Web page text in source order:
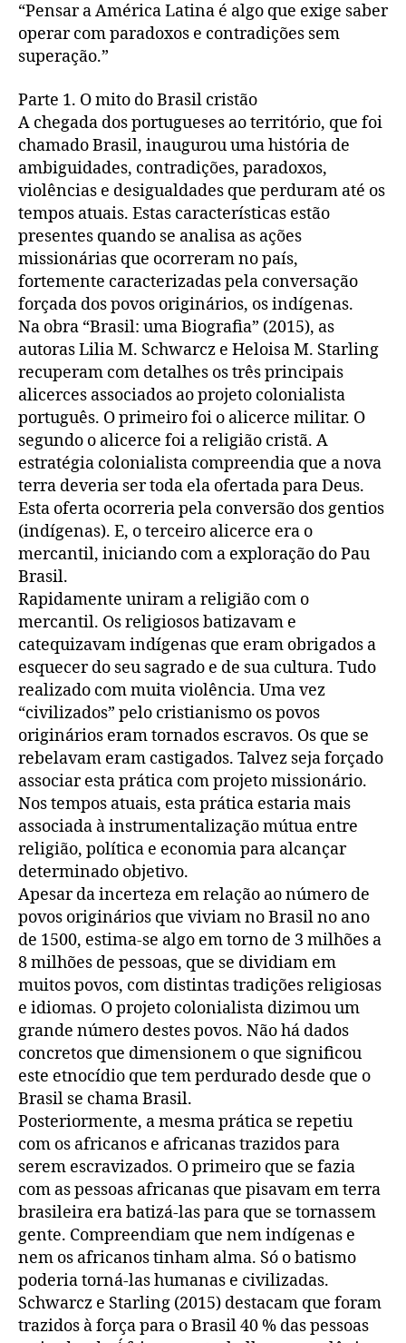
projetos
missionários
para
o
testemunho
cristão
em
sociedades
plurais
“Pensar a América Latina é algo que exige saber
operar com paradoxos e contradições sem
superação.”
Parte 1. O mito do Brasil cristão
A chegada dos portugueses ao território, que foi
chamado Brasil, inaugurou uma história de
ambiguidades, contradições, paradoxos,
violências e desigualdades que perduram até os
tempos atuais. Estas características estão
presentes quando se analisa as ações
missionárias que ocorreram no país,
fortemente caracterizadas pela conversação
forçada dos povos originários, os indígenas.
Na obra “Brasil: uma Biografia” (2015), as
autoras Lilia M. Schwarcz e Heloisa M. Starling
recuperam com detalhes os três principais
alicerces associados ao projeto colonialista
português. O primeiro foi o alicerce militar. O
segundo o alicerce foi a religião cristã. A
estratégia colonialista compreendia que a nova
terra deveria ser toda ela ofertada para Deus.
Esta oferta ocorreria pela conversão dos gentios
(indígenas). E, o terceiro alicerce era o
mercantil, iniciando com a exploração do Pau
Brasil.
Rapidamente uniram a religião com o
mercantil. Os religiosos batizavam e
catequizavam indígenas que eram obrigados a
esquecer do seu sagrado e de sua cultura. Tudo
realizado com muita violência. Uma vez
“civilizados” pelo cristianismo os povos
originários eram tornados escravos. Os que se
rebelavam eram castigados. Talvez seja forçado
associar esta prática com projeto missionário.
Nos tempos atuais, esta prática estaria mais
associada à instrumentalização mútua entre
religião, política e economia para alcançar
determinado objetivo.
Apesar da incerteza em relação ao número de
povos originários que viviam no Brasil no ano
de 1500, estima-se algo em torno de 3 milhões a
8 milhões de pessoas, que se dividiam em
muitos povos, com distintas tradições religiosas
e idiomas. O projeto colonialista dizimou um
grande número destes povos. Não há dados
concretos que dimensionem o que significou
este etnocídio que tem perdurado desde que o
Brasil se chama Brasil.
Posteriormente, a mesma prática se repetiu
com os africanos e africanas trazidos para
serem escravizados. O primeiro que se fazia
com as pessoas africanas que pisavam em terra
brasileira era batizá-las para que se tornassem
gente. Compreendiam que nem indígenas e
nem os africanos tinham alma. Só o batismo
poderia torná-las humanas e civilizadas.
Schwarcz e Starling (2015) destacam que foram
trazidos à força para o Brasil 40 % das pessoas